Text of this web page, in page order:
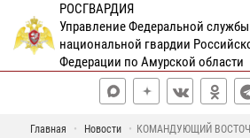
РОСГВАРДИЯ
Управление Федеральной
национальной гвардии
Федерации по Амурской области
Главная Новости
КОМАНДУЮЩИЙ